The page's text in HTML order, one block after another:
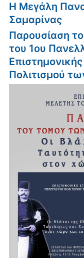
Η Μεγάλη
Σαμαρίνας
Παρουσίαση
του 1ου
Πολιτισμού